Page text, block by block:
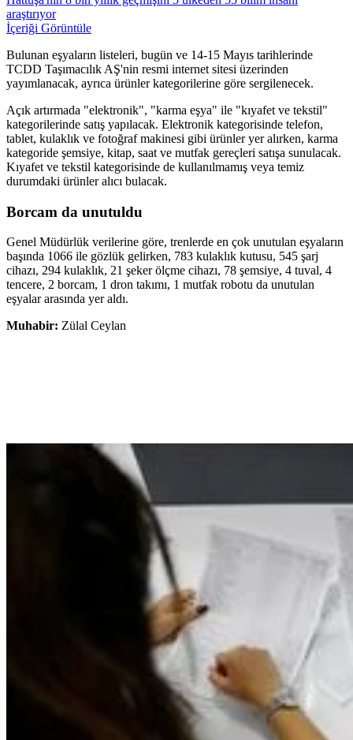
araştırıyor
İçeriği Görüntüle
Bulunan eşyaların listeleri, bugün ve 14-15 Mayıs tarihlerinde
TCDD Taşımacılık AŞ'nin resmi internet sitesi üzerinden
yayımlanacak, ayrıca ürünler kategorilerine göre sergilenecek.
Açık artırmada "elektronik", "karma eşya" ile "kıyafet ve tekstil"
kategorilerinde satış yapılacak. Elektronik kategorisinde telefon,
tablet, kulaklık ve fotoğraf makinesi gibi ürünler yer alırken, karma
kategoride şemsiye, kitap, saat ve mutfak gereçleri satışa sunulacak.
Kıyafet ve tekstil kategorisinde de kullanılmamış veya temiz
durumdaki ürünler alıcı bulacak.
Borcam da unutuldu
Genel Müdürlük verilerine göre, trenlerde en çok unutulan eşyaların
başında 1066 ile gözlük gelirken, 783 kulaklık kutusu, 545 şarj
cihazı, 294 kulaklık, 21 şeker ölçme cihazı, 78 şemsiye, 4 tuval, 4
tencere, 2 borcam, 1 dron takımı, 1 mutfak robotu da unutulan
eşyalar arasında yer aldı.
Muhabir: Zülal Ceylan